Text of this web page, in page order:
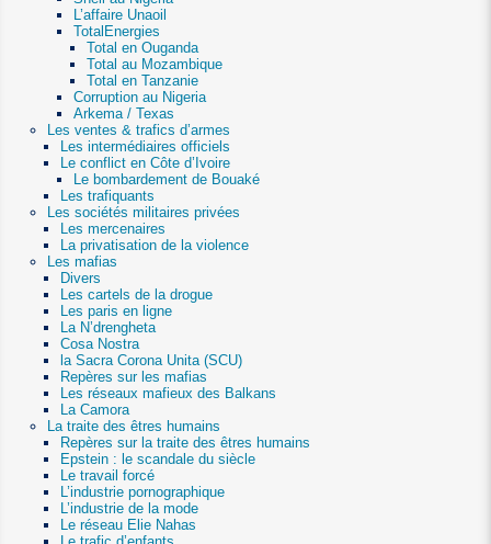
L’affaire Unaoil
TotalEnergies
Total en Ouganda
Total au Mozambique
Total en Tanzanie
Corruption au Nigeria
Arkema / Texas
Les ventes & trafics d’armes
Les intermédiaires officiels
Le conflict en Côte d’Ivoire
Le bombardement de Bouaké
Les trafiquants
Les sociétés militaires privées
Les mercenaires
La privatisation de la violence
Les mafias
Divers
Les cartels de la drogue
Les paris en ligne
La N’drengheta
Cosa Nostra
la Sacra Corona Unita (SCU)
Repères sur les mafias
Les réseaux mafieux des Balkans
La Camora
La traite des êtres humains
Repères sur la traite des êtres humains
Epstein : le scandale du siècle
Le travail forcé
L’industrie pornographique
L’industrie de la mode
Le réseau Elie Nahas